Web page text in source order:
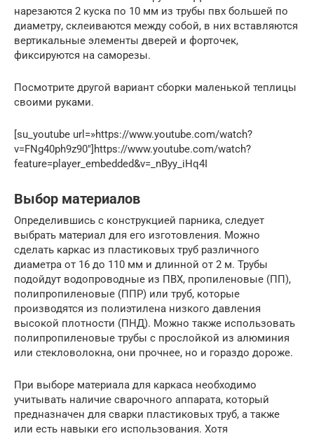
нарезаются 2 куска по 10 мм из трубы пвх большей по
диаметру, склеиваются между собой, в них вставляются
вертикальные элементы дверей и форточек,
фиксируются на саморезы.
Посмотрите другой вариант сборки маленькой теплицы
своими руками.
[su_youtube url=»https://www.youtube.com/watch?
v=FNg40ph9z90″]https://www.youtube.com/watch?
feature=player_embedded&v=_nByy_iHq4I
Выбор материалов
Определившись с конструкцией парника, следует
выбрать материал для его изготовления. Можно
сделать каркас из пластиковых труб различного
диаметра от 16 до 110 мм и длинной от 2 м. Трубы
подойдут водопроводные из ПВХ, пропиленовые (ПП),
полипропиленовые (ППР) или труб, которые
производятся из полиэтилена низкого давления
высокой плотности (ПНД). Можно также использовать
полипропиленовые трубы с прослойкой из алюминия
или стекловолокна, они прочнее, но и гораздо дороже.
При выборе материала для каркаса необходимо
учитывать наличие сварочного аппарата, который
предназначен для сварки пластиковых труб, а также
или есть навыки его использования. Хотя